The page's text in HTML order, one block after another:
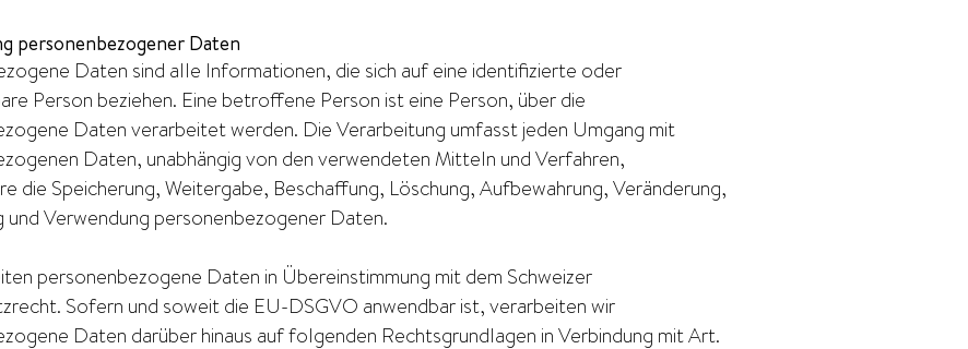
personenbezogener Daten
Daten sind alle Informationen, die sich auf eine identifizierte oder
Person beziehen. Eine betroffene Person ist eine Person, über die
Daten verarbeitet werden. Die Verarbeitung umfasst jeden Umgang mit
Daten, unabhängig von den verwendeten Mitteln und Verfahren,
die Speicherung, Weitergabe, Beschaffung, Löschung, Aufbewahrung, Veränderung,
und Verwendung personenbezogener Daten.
personenbezogene Daten in Übereinstimmung mit dem Schweizer
Sofern und soweit die EU-DSGVO anwendbar ist, verarbeiten wir
Daten darüber hinaus auf folgenden Rechtsgrundlagen in Verbindung mit Art.